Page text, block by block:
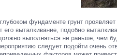
фундаменте грунт
его выталкивание, подобно
выполняться не раньше, чем
следует подойти очень